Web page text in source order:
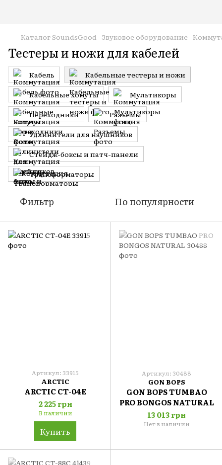
Каталог SoundsGood Звуковое оборудование
Тестеры и ножи для кабелей
Кабель
Кабельные тестеры и ножи
Кабельные хомуты
Мультикоры
Переходники
Разъемы
Удлинители для наушников
Стейдж-боксы и патч-панели
Трансформаторы
Фильтр По популярности
Артикул: 33915
ARCTIC
ARCTIC CT-04E
2 225 грн
В наличии
Купить
Артикул: 30488
GON BOPS
GON BOPS TUMBAO
PRO BONGOS NATURAL
13 013 грн
Нет в наличии